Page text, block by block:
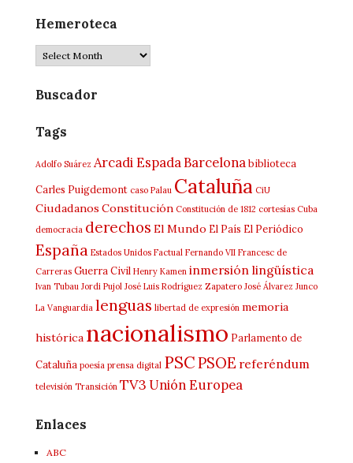
Hemeroteca
Hemeroteca
Buscador
Tags
Adolfo Suárez Arcadi EspadaBarcelona biblioteca
Carles Puigdemont caso Palau Cataluña CiU
Ciudadanos Constitución Constitución de 1812 cortesías Cuba
democracia derechos El Mundo El País El Periódico
España Estados Unidos Factual Fernando VII Francesc de
Carreras Guerra Civil Henry Kamen inmersión lingüística
Ivan Tubau Jordi Pujol José Luis Rodríguez Zapatero José Álvarez Junco
La Vanguardia lenguas libertad de expresión memoria
histórica nacionalismo Parlamento de
Cataluña poesía prensa digital PSCPSOE referéndum
televisión Transición TV3Unión Europea
Enlaces
ABC